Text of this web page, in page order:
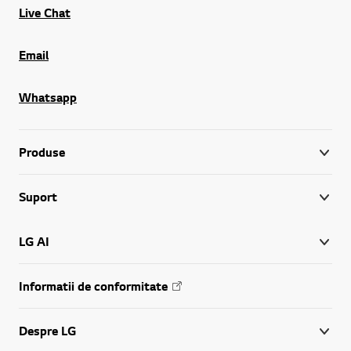
Live Chat
Email
Whatsapp
Produse
Suport
LG AI
Informatii de conformitate
Despre LG